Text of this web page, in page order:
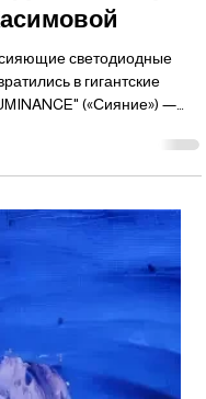
галерея
сияющие светодиодные
в гигантские
(«Сияние») —
объединяющей
культуру